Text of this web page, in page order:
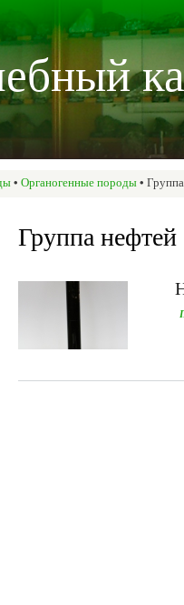
• Органогенные породы•
Группа нефтей